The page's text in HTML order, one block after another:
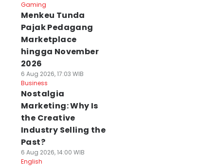
Gaming
Menkeu Tunda
Pajak Pedagang
Marketplace
hingga November
2026
6 Aug 2026, 17:03 WIB
Business
Nostalgia
Marketing: Why Is
the Creative
Industry Selling the
Past?
6 Aug 2026, 14:00 WIB
English